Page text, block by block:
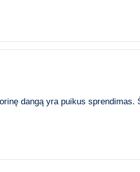
dangą yra puikus sprendimas.